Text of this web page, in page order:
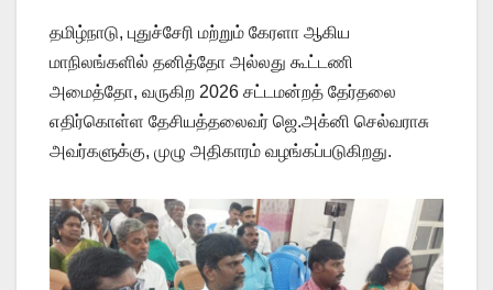
தமிழ்நாடு, புதுச்சேரி மற்றும் கேரளா ஆகிய
மாநிலங்களில் தனித்தோ அல்லது கூட்டணி
அமைத்தோ, வருகிற 2026 சட்டமன்றத் தேர்தலை
எதிர்கொள்ள தேசியத்தலைவர் ஜெ.அக்னி செல்வராசு
அவர்களுக்கு, முழு அதிகாரம் வழங்கப்படுகிறது.